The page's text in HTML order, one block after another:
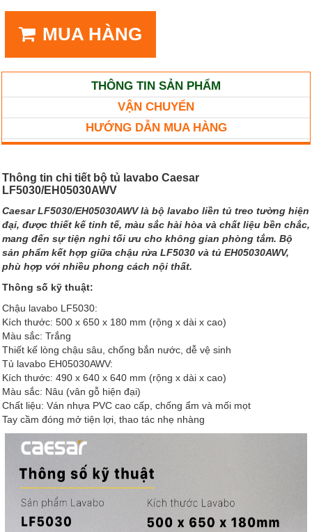
MUA HÀNG
THÔNG TIN SẢN PHẨM
VẬN CHUYỂN
HƯỚNG DẪN MUA HÀNG
Thông tin chi tiết bộ tủ lavabo Caesar
LF5030/EH05030AWV
Caesar LF5030/EH05030AWV là bộ lavabo liền tủ treo tường hiện
đại, được thiết kế tinh tế, màu sắc hài hòa và chất liệu bền chắc,
mang đến sự tiện nghi tối ưu cho không gian phòng tắm. Bộ
sản phẩm kết hợp giữa chậu rửa LF5030 và tủ EH05030AWV,
phù hợp với nhiều phong cách nội thất.
Thông số kỹ thuật:
Chậu lavabo LF5030:
Kích thước: 500 x 650 x 180 mm (rộng x dài x cao)
Màu sắc: Trắng
Thiết kế lòng chậu sâu, chống bắn nước, dễ vệ sinh
Tủ lavabo EH05030AWV:
Kích thước: 490 x 640 x 640 mm (rộng x dài x cao)
Màu sắc: Nâu (vân gỗ hiện đại)
Chất liệu: Ván nhựa PVC cao cấp, chống ẩm và mối mọt
Tay cầm đóng mở tiện lợi, thao tác nhẹ nhàng